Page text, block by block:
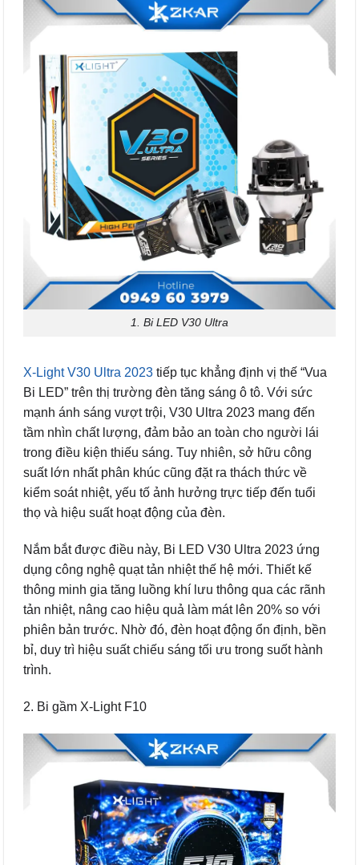
1. Bi LED V30 Ultra
X-Light V30 Ultra 2023 tiếp tục khẳng định vị thế “Vua
Bi LED” trên thị trường đèn tăng sáng ô tô. Với sức
mạnh ánh sáng vượt trội, V30 Ultra 2023 mang đến
tầm nhìn chất lượng, đảm bảo an toàn cho người lái
trong điều kiện thiếu sáng. Tuy nhiên, sở hữu công
suất lớn nhất phân khúc cũng đặt ra thách thức về
kiểm soát nhiệt, yếu tố ảnh hưởng trực tiếp đến tuổi
thọ và hiệu suất hoạt động của đèn.
Nắm bắt được điều này, Bi LED V30 Ultra 2023 ứng
dụng công nghệ quạt tản nhiệt thế hệ mới. Thiết kế
thông minh gia tăng luồng khí lưu thông qua các rãnh
tản nhiệt, nâng cao hiệu quả làm mát lên 20% so với
phiên bản trước. Nhờ đó, đèn hoạt động ổn định, bền
bỉ, duy trì hiệu suất chiếu sáng tối ưu trong suốt hành
trình.
2. Bi gầm X-Light F10